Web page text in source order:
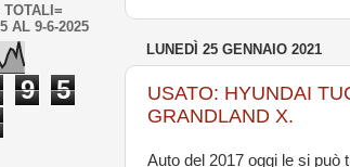
LUNEDÌ 25 GENNAIO 2021
USATO: HYUNDAI
GRANDLAND X.
Auto del 2017 oggi le si può
AL 9-6-2025
9
5